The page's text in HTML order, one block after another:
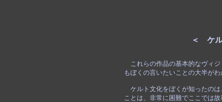
＜　ケ
これらの作品の基本的なヴィジ
もぼくの言いたいことの大半が
ケルト文化をぼくが知ったのは
ことは、非常に困難でここでは